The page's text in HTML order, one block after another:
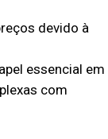
devido à
essencial em
com